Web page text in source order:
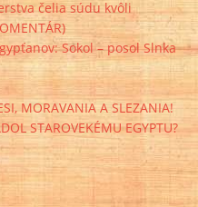
čelia súdu kvôli
Sokol – posol Slnka
MORAVANIA A SLEZANIA!
STAROVEKÉMU EGYPTU?